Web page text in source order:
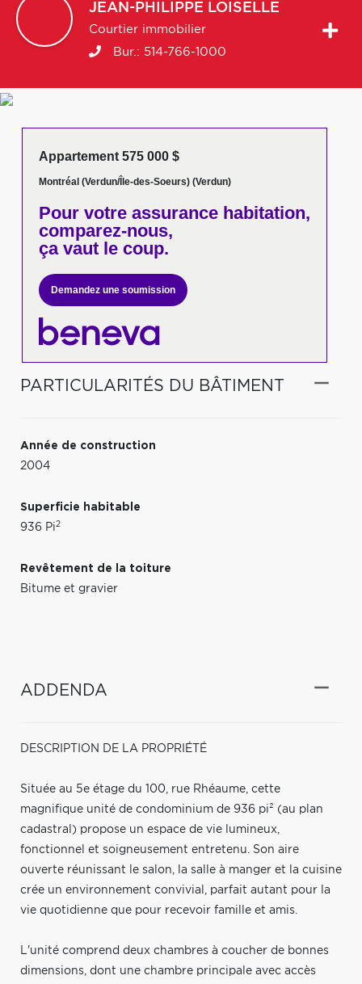
JEAN-PHILIPPE LOISELLE
Courtier immobilier
Bur.: 514-766-1000
Appartement 575 000 $
Montréal (Verdun/Île-des-Soeurs) (Verdun)
Pour votreassurance habitation,
comparez-nous,
ça vaut le coup.
Demandez une soumission
PARTICULARITÉS DU BÂTIMENT
Année de construction
2004
Superficie habitable
936 Pi2
Revêtement de la toiture
Bitume et gravier
ADDENDA
DESCRIPTION DE LA PROPRIÉTÉ
Située au 5e étage du 100, rue Rhéaume, cette
magnifique unité de condominium de 936 pi² (au plan
cadastral) propose un espace de vie lumineux,
fonctionnel et soigneusement entretenu. Son aire
ouverte réunissant le salon, la salle à manger et la cuisine
crée un environnement convivial, parfait autant pour la
vie quotidienne que pour recevoir famille et amis.
L'unité comprend deux chambres à coucher de bonnes
dimensions, dont une chambre principale avec accès